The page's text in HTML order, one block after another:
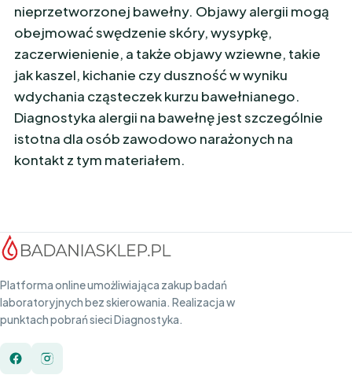
nieprzetworzonej bawełny. Objawy alergii mogą
obejmować swędzenie skóry, wysypkę,
zaczerwienienie, a także objawy wziewne, takie
jak kaszel, kichanie czy duszność w wyniku
wdychania cząsteczek kurzu bawełnianego.
Diagnostyka alergii na bawełnę jest szczególnie
istotna dla osób zawodowo narażonych na
kontakt z tym materiałem.
Platforma online umożliwiająca zakup badań
laboratoryjnych bez skierowania. Realizacja w
punktach pobrań sieci Diagnostyka.